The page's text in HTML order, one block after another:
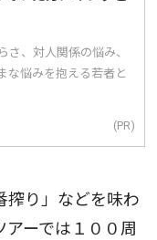
、対人関係の悩み、
な悩みを抱える若者と
(PR)
り」などを味わ
ーでは１００周